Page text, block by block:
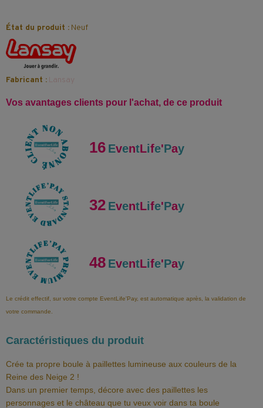
État du produit : Neuf
Fabricant : Lansay
Vos avantages clients pour l'achat, de ce produit
16 EventLife'Pay
32 EventLife'Pay
48 EventLife'Pay
Le crédit effectif, sur votre compte EventLife'Pay, est automatique après, la validation de
votre commande.
Caractéristiques du produit
Crée ta propre boule à paillettes lumineuse aux couleurs de la
Reine des Neige 2 !
Dans un premier temps, décore avec des paillettes les
personnages et le château que tu veux voir dans ta boule